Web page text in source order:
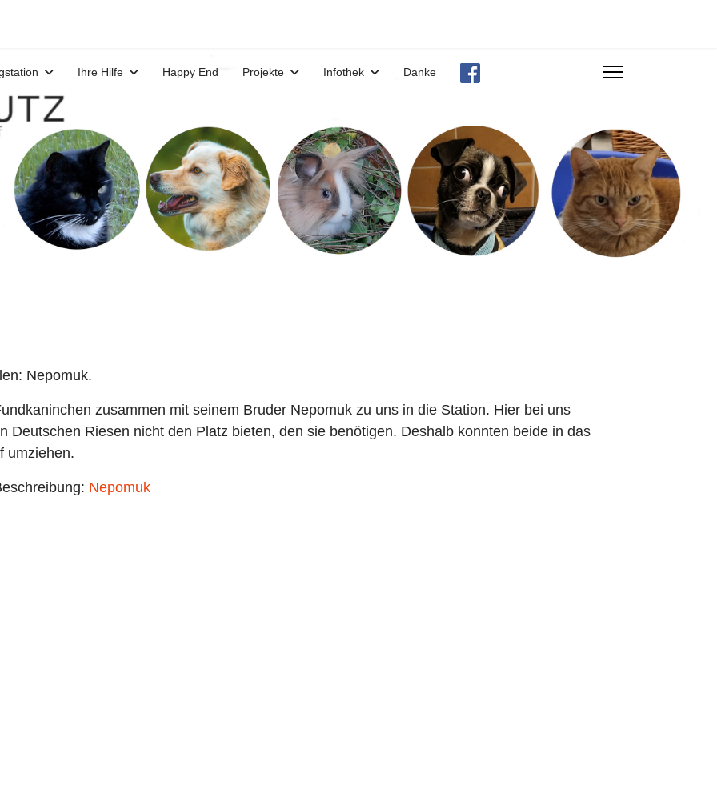
Ihre Hilfe Happy End Projekte Infothek Danke
Nepomuk.
zusammen mit seinem Bruder Nepomuk zu uns in die Station. Hier bei uns
Deutschen Riesen nicht den Platz bieten, den sie benötigen. Deshalb konnten beide in das
umziehen.
Nepomuk